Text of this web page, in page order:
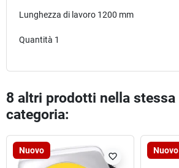
Lunghezza di lavoro 1200 mm
Quantità 1
8 altri prodotti nella stessa
categoria:
Nuovo
favorite_border
Nuovo